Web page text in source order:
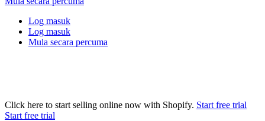
Log masuk
Log masuk
Mula secara percuma
Click here to start selling online now with Shopify. Start free trial
Start free trial